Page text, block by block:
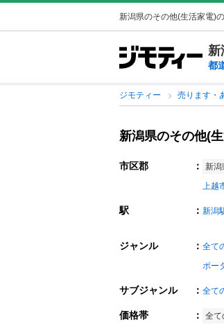
新潟県のその他(生活家電)
新
都
ジモティー 売ります・
新潟県のその他(
市区郡 ： 新
上越
駅 ： 新潟
ジャンル ： 全て
ポー
サブジャンル ： 全て
価格帯 ： 全て